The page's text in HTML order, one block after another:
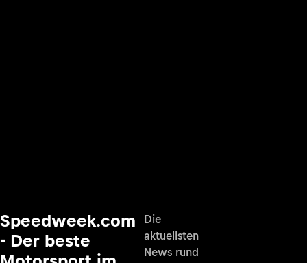
Speedweek.com
- Der beste
Die
aktuellsten
News rund